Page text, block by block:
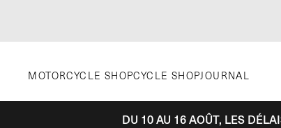
MOTORCYCLE SHOPCYCLE SHOPJOURNAL
DU 10 AU 16 AOÛT, LES